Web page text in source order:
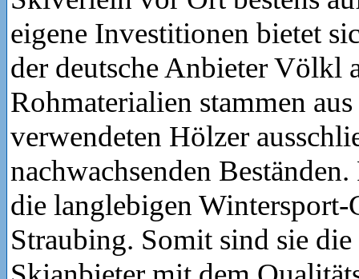
eigene Investitionen bietet
der deutsche Anbieter Völkl
Rohmaterialien stammen
verwendeten Hölzer
nachwachsenden
die langlebigen Wintersport-
Straubing. Somit sind sie die